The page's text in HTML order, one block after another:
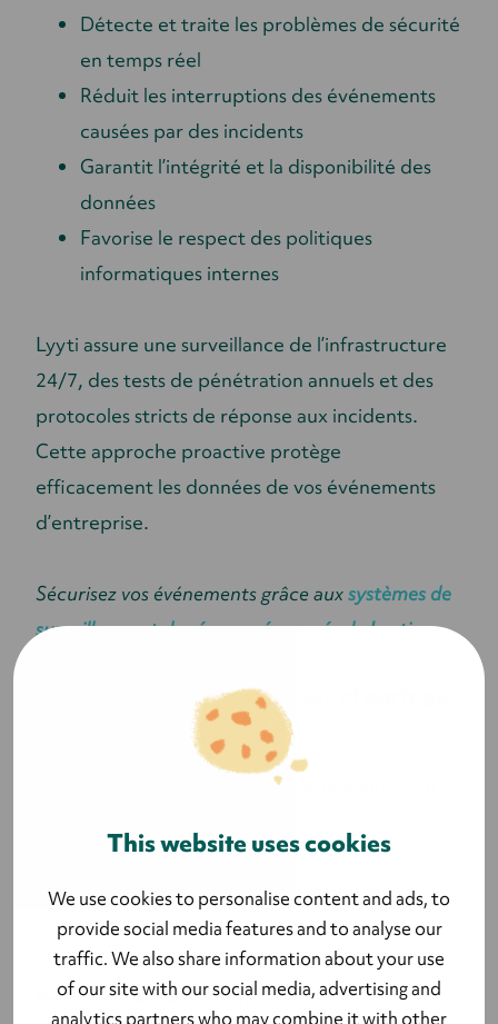
This website uses cookies
We use cookies to personalise content and ads, to
provide social media features and to analyse our
traffic. We also share information about your use
of our site with our social media, advertising and
analytics partners who may combine it with other
Détecte et traite les problèmes de sécurité
en temps réel
Réduit les interruptions des événements
causées par des incidents
Garantit l’intégrité et la disponibilité des
données
Favorise le respect des politiques
informatiques internes
Lyyti assure une surveillance de l’infrastructure
24/7, des tests de pénétration annuels et des
protocoles stricts de réponse aux incidents.
Cette approche proactive protège
efficacement les données de vos événements
d’entreprise.
Sécurisez vos événements grâce auxsystèmes de
surveillance et de réponse éprouvés de Lyyti.
5. Rapports en ligne sécurisés et partage
contrôlé des données
Les rapports et données des participants sont
partenaires externes. Contrôler leur accès et
leur consultation permet de prévenir les
violations et les usages abusifs.
Pourquoi c’est important :